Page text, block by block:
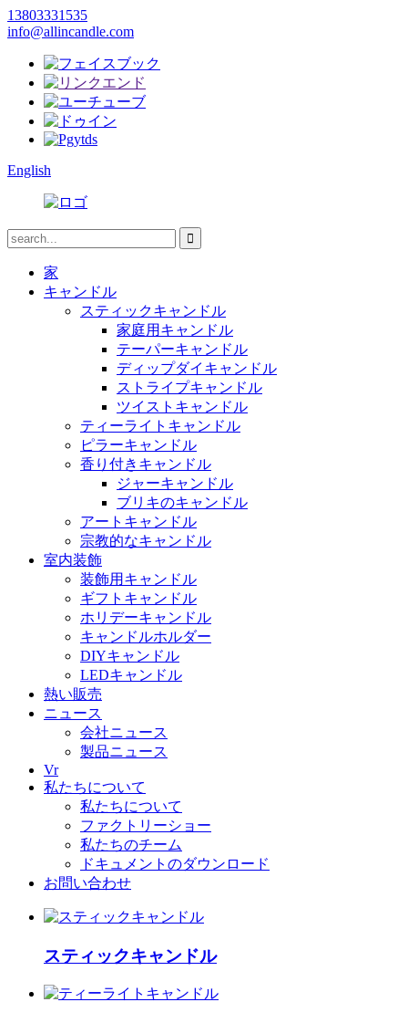
13803331535
info@allincandle.com
English
家
キャンドル
スティックキャンドル
家庭用キャンドル
テーパーキャンドル
ディップダイキャンドル
ストライプキャンドル
ツイストキャンドル
ティーライトキャンドル
ピラーキャンドル
香り付きキャンドル
ジャーキャンドル
ブリキのキャンドル
アートキャンドル
宗教的なキャンドル
室内装飾
装飾用キャンドル
ギフトキャンドル
ホリデーキャンドル
キャンドルホルダー
DIYキャンドル
LEDキャンドル
熱い販売
ニュース
会社ニュース
製品ニュース
Vr
私たちについて
私たちについて
ファクトリーショー
私たちのチーム
ドキュメントのダウンロード
お問い合わせ
スティックキャンドル